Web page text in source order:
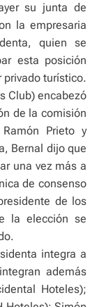
su junta de
la empresaria
quien se
esta posición
turístico.
Club) encabezó
de la comisión
Prieto y
Bernal dijo que
una vez más a
de consenso
de los
la elección se
integra a
además
Hoteles);